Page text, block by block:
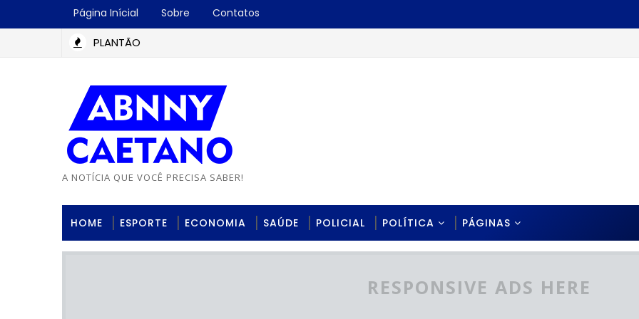
Página Inícial Sobre Contatos
PLANTÃO
A NOTÍCIA QUE VOCÊ PRECISA SABER!
HOME ESPORTE ECONOMIA SAÚDE POLICIAL POLÍTICA PÁGINAS
RESPONSIVE ADS HERE